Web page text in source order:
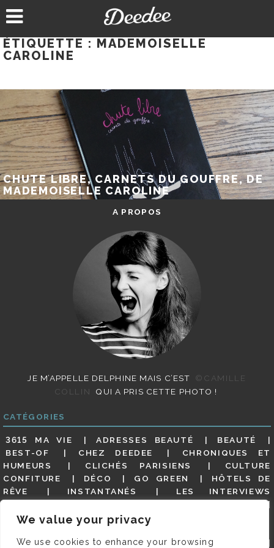
We value your privacy
We use cookies to enhance your browsing
au
ÉTIQUETTE : MADEMOISELLE
CAROLINE
CHUTE LIBRE, CARNETS DU GOUFFRE, DE
MADEMOISELLE CAROLINE
A PROPOS
JE M’APPELLE DELPHINE MAIS C’EST
©CAMILLE
COLLIN
QUI A PRIS CETTE PHOTO !
CATÉGORIES
3615 MA VIE ADRESSES BEAUTÉ
BEAUTÉ
BEST-OF
CHEZ DEEDEE
CHRONIQUES ET
HUMEURS
CLICHÉS PARISIENS
CULTURE
CONFITURE
DÉCO GO GREEN
HÔTELS DE
RÊVE
INSTANTANÉS
LES INTERVIEWS
MES ADRESSES
MODE NON CLASSÉ
GUIDE
PARIS EN PHOTOS RESTAURANTS